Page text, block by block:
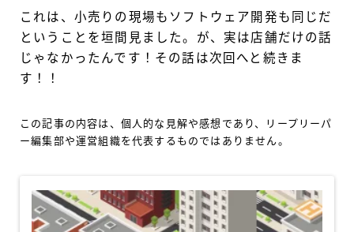
これは、小売りの現場もソフトウェア開発も同じだ
ということを垣間見ました。が、実は店舗だけの話
じゃなかったんです！その話は次回へと続きま
す！！
この記事の内容は、個人的な見解や感想であり、リープリーパ
ー編集部や運営組織を代表するものではありません。